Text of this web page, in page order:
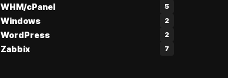
WHM/cPanel 5
Windows 2
WordPress 2
Zabbix 7